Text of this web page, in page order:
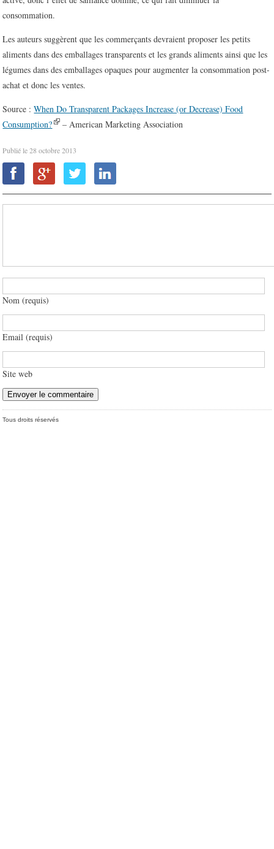
consommation.
Les auteurs suggèrent que les commerçants devraient proposer les petits
aliments dans des emballages transparents et les grands aliments ainsi que les
légumes dans des emballages opaques pour augmenter la consommation post-
achat et donc les ventes.
Source :When Do Transparent Packages Increase (or Decrease) Food
Consumption?
– American Marketing Association
Publié le28 octobre 2013
Nom (requis)
Email (requis)
Site web
Tous droits réservés